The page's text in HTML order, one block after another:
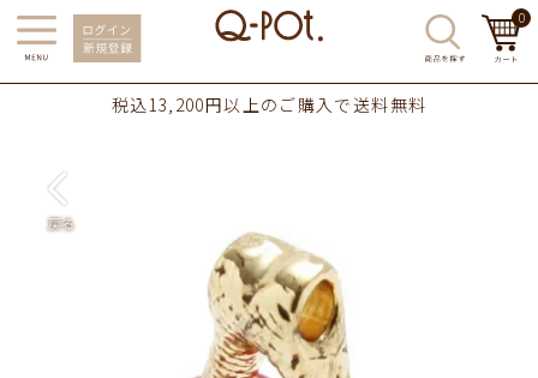
0
税込13,200円以上のご購入で送料無料